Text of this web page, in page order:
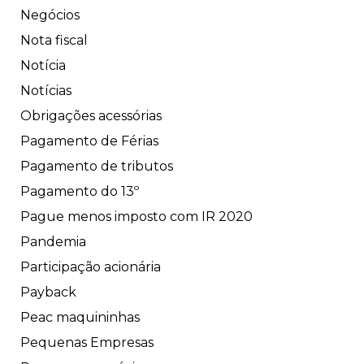
Negócios
Nota fiscal
Notícia
Notícias
Obrigações acessórias
Pagamento de Férias
Pagamento de tributos
Pagamento do 13º
Pague menos imposto com IR 2020
Pandemia
Participação acionária
Payback
Peac maquininhas
Pequenas Empresas